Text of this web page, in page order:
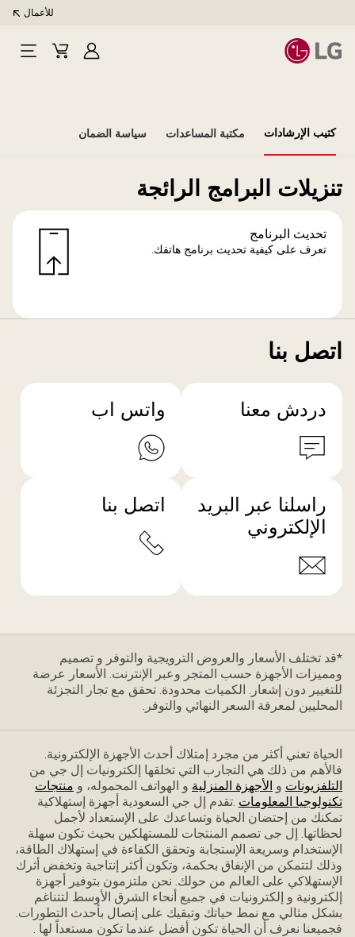
للأعمال
تسجيلCart
Open
كتيب الإرشادات مكتبة المساعدات سياسة الضمان
تنزيلات البرامج الرائجة
تحديث البرنامج
تعرف على كيفية تحديث برنامج هاتفك.
اتصل بنا
دردش معنا واتس اب
راسلنا عبر البريد
الإلكتروني
اتصل بنا
*قد تختلف الأسعار والعروض الترويجية والتوفر و تصميم
ومميزات الأجهزة حسب المتجر وعبر الإنترنت. الأسعار عرضة
للتغيير دون إشعار. الكميات محدودة. تحقق مع تجار التجزئة
المحليين لمعرفة السعر النهائي والتوفر.
الحياة تعني أكثر من مجرد إمتلاك أحدث الأجهزة الإلكترونية.
فاﻷهم من ذلك هي التجارب التي تخلقها إلكترونيات إل جي من
التلفزيونات و الأجهزة المنزلية و الهواتف المحموله، و منتجات
تكنولوجيا المعلومات .تقدم إل جي السعودية أجهزة إستهلاكية
تمكنك من إحتضان الحياة وتساعدك على الإستعداد ﻷجمل
لحظاتها. إل جى تصمم المنتجات للمستهلكين بحيث تكون سهلة
الإستخدام وسريعة الإستجابة وتحقق الكفاءة في إستهلاك الطاقة،
وذلك لتتمكن من الإنفاق بحكمة، وتكون أكثر إنتاجية وتخفض أثرك
الإستهلاكي على العالم من حولك. نحن ملتزمون بتوفير أجهزة
إلكترونية و إلكترونيات في جميع أنحاء الشرق الأوسط لتتناغم
بشكل مثالي مع نمط حياتك وتبقيك على إتصال بأحدث التطورات.
فجميعنا نعرف أن الحياة تكون أفضل عندما تكون مستعداً لها .